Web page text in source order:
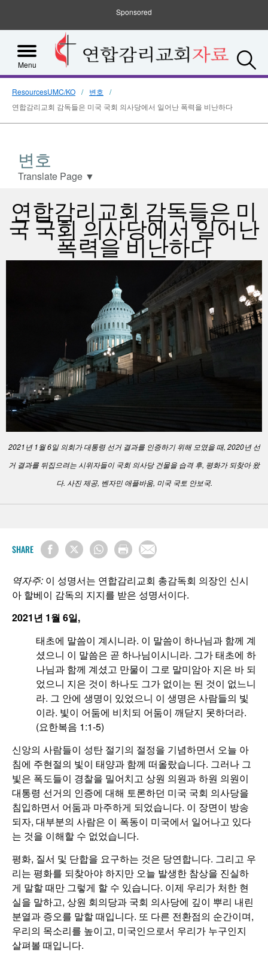
Sponsored
Menu
ResourcesUMC/KO
변호
연합감리교회 감독들은 미국 국회 의사당에서 일어난 폭력을 비난하다
변호
Translate Page ▼
연합감리교회 감독들은 미
국 국회 의사당에서 일어난
폭력을 비난하다
2021년 1월 6일 의회가 대통령 선거 결과를 인증하기 위해 모였을 때, 2020년 선
거 결과를 뒤집으려는 시위자들이 국회 의사당 건물을 습격 후, 평화가 되찾아 왔
다. 사진 제공, 벤자민 애플바움, 미국 국토 안보국.
SHARE
역자주: 이 성명서는 연합감리교회 총감독회 의장인 신시
아 할베이 감독의 지지를 받은 성명서이다.
2021년 1월 6일,
태초에 말씀이 계시니라. 이 말씀이 하나님과 함께 계
셨으니 이 말씀은 곧 하나님이시니라. 그가 태초에 하
나님과 함께 계셨고 만물이 그로 말미암아 지은 바 되
었으니 지은 것이 하나도 그가 없이는 된 것이 없느니
라. 그 안에 생명이 있었으니 이 생명은 사람들의 빛
이라. 빛이 어둠에 비치되 어둠이 깨닫지 못하더라.
(요한복음 1:1-5)
신앙의 사람들이 성탄 절기의 절정을 기념하면서 오늘 아
침에 주현절의 빛이 태양과 함께 떠올랐습니다. 그러나 그
빛은 폭도들이 경찰을 밀어치고 상원 의원과 하원 의원이
대통령 선거의 인증에 대해 토론하던 미국 국회 의사당을
침입하면서 어둠과 마주하게 되었습니다. 이 장면이 방송
되자, 대부분의 사람은 이 폭동이 미국에서 일어나고 있다
는 것을 이해할 수 없었습니다.
평화, 질서 및 단합을 요구하는 것은 당연합니다. 그리고 우
리는 평화를 되찾아야 하지만 오늘 발생한 참상을 진실하
게 말할 때만 그렇게 할 수 있습니다. 이제 우리가 처한 현
실을 말하고, 상원 회의당과 국회 의사당에 깊이 뿌리 내린
분열과 증오를 말할 때입니다. 또 다른 전환점의 순간이며,
우리의 목소리를 높이고, 미국인으로서 우리가 누구인지
살펴볼 때입니다.